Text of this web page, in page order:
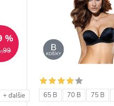
%
+ ďalšie 65 B 70 B 75 B